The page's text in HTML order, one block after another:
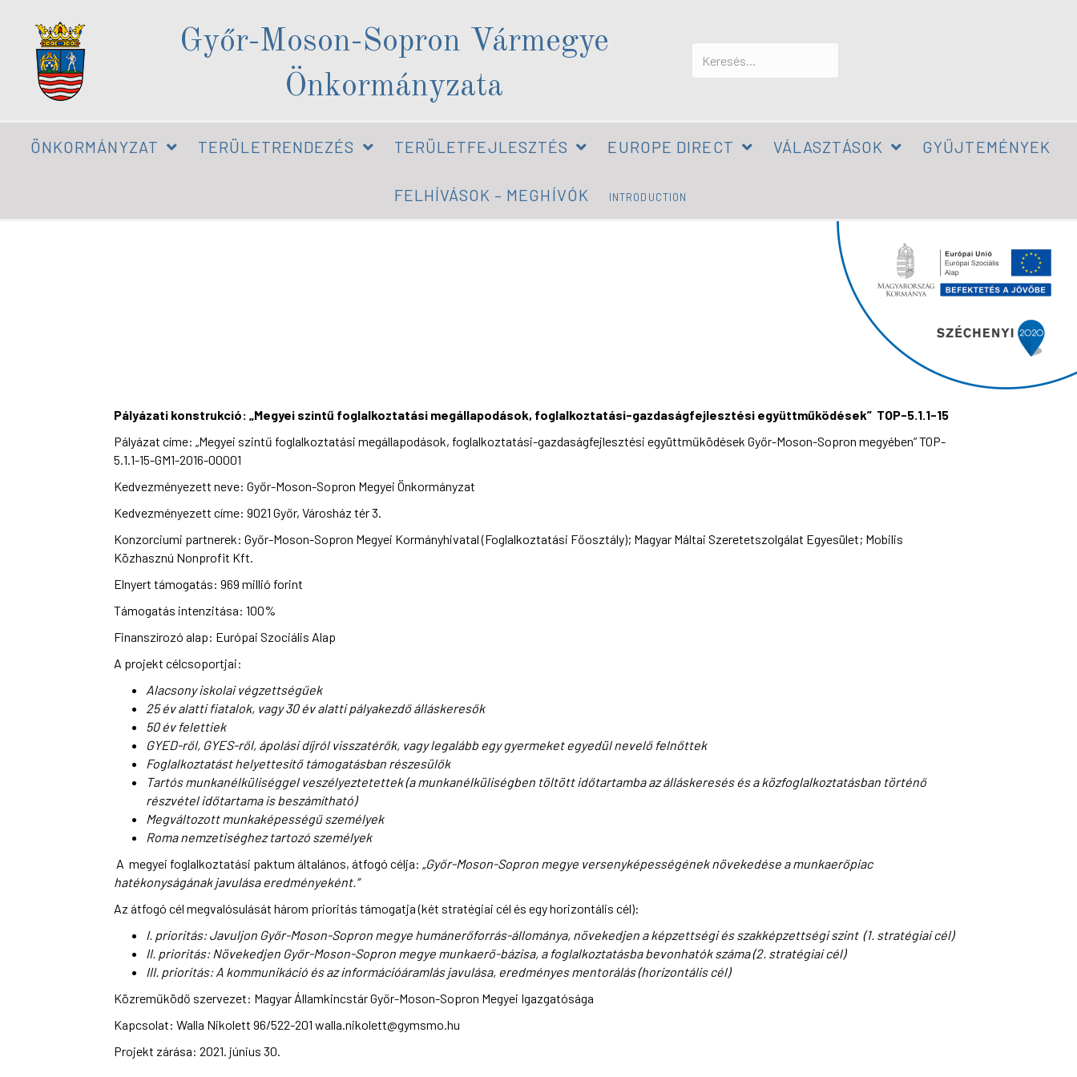
Győr-Moson-Sopron Vármegye
Önkormányzata
ÖNKORMÁNYZAT TERÜLETRENDEZÉS TERÜLETFEJLESZTÉS EUROPE DIRECT VÁLASZTÁSOK GYŰJTEMÉNYEK
FELHÍVÁSOK – MEGHÍVÓK INTRODUCTION
Pályázati konstrukció: „Megyei szintű foglalkoztatási megállapodások, foglalkoztatási-gazdaságfejlesztési együttműködések” TOP-5.1.1-15
Pályázat címe: „Megyei szintű foglalkoztatási megállapodások, foglalkoztatási-gazdaságfejlesztési együttműködések Győr-Moson-Sopron megyében” TOP-
5.1.1-15-GM1-2016-00001
Kedvezményezett neve: Győr-Moson-Sopron Megyei Önkormányzat
Kedvezményezett címe: 9021 Győr, Városház tér 3.
Konzorciumi partnerek: Győr-Moson-Sopron Megyei Kormányhivatal (Foglalkoztatási Főosztály); Magyar Máltai Szeretetszolgálat Egyesület; Mobilis
Közhasznú Nonprofit Kft.
Elnyert támogatás: 969 millió forint
Támogatás intenzitása: 100%
Finanszírozó alap: Európai Szociális Alap
A projekt célcsoportjai:
Alacsony iskolai végzettségűek
25 év alatti fiatalok, vagy 30 év alatti pályakezdő álláskeresők
50 év felettiek
GYED-ről, GYES-ről, ápolási díjról visszatérők, vagy legalább egy gyermeket egyedül nevelő felnőttek
Foglalkoztatást helyettesítő támogatásban részesülők
Tartós munkanélküliséggel veszélyeztetettek (a munkanélküliségben töltött időtartamba az álláskeresés és a közfoglalkoztatásban történő
részvétel időtartama is beszámítható)
Megváltozott munkaképességű személyek
Roma nemzetiséghez tartozó személyek
A megyei foglalkoztatási paktum általános, átfogó célja: „Győr-Moson-Sopron megye versenyképességének növekedése a munkaerőpiac
hatékonyságának javulása eredményeként.”
Az átfogó cél megvalósulását három prioritás támogatja (két stratégiai cél és egy horizontális cél):
I. prioritás: Javuljon Győr-Moson-Sopron megye humánerőforrás-állománya, növekedjen a képzettségi és szakképzettségi szint (1. stratégiai cél)
II. prioritás: Növekedjen Győr-Moson-Sopron megye munkaerő-bázisa, a foglalkoztatásba bevonhatók száma (2. stratégiai cél)
III. prioritás: A kommunikáció és az információáramlás javulása, eredményes mentorálás (horizontális cél)
Közreműködő szervezet: Magyar Államkincstár Győr-Moson-Sopron Megyei Igazgatósága
Kapcsolat: Walla Nikolett 96/522-201 walla.nikolett@gymsmo.hu
Projekt zárása: 2021. június 30.